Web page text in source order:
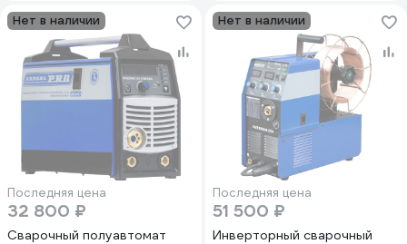
Нет в наличии
Последняя цена
32 800 ₽
Сварочный полуавтомат
Нет в наличии
Последняя цена
51 500 ₽
Инверторный сварочный